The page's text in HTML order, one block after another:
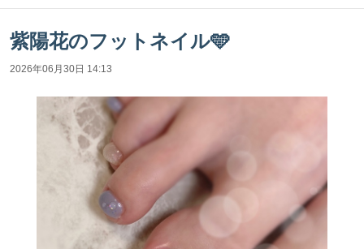
紫陽花のフットネイル🩵
2026年06月30日 14:13